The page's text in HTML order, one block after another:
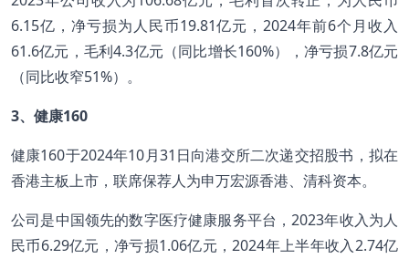
6.15亿，净亏损为人民币19.81亿元，2024年前6个月收入
61.6亿元，毛利4.3亿元（同比增长160%），净亏损7.8亿元
（同比收窄51%）。
3、健康160
健康160于2024年10月31日向港交所二次递交招股书，拟在
香港主板上市，联席保荐人为申万宏源香港、清科资本。
公司是中国领先的数字医疗健康服务平台，2023年收入为人
民币6.29亿元，净亏损1.06亿元，2024年上半年收入2.74亿